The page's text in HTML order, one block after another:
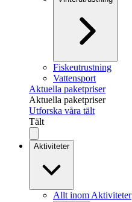
Fiskeutrustning
Vattensport
Aktuella paketpriser
Aktuella paketpriser
Utforska våra tält
Tält
Aktiviteter
Allt inom Aktiviteter